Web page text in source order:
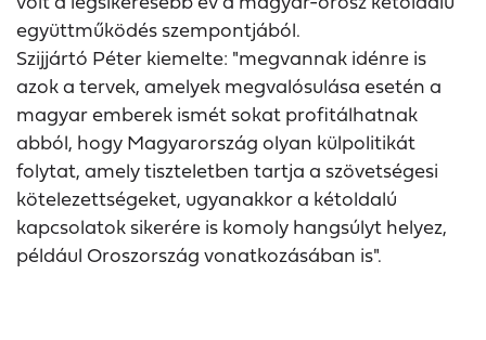
együttműködés szempontjából.
Szijjártó Péter kiemelte: "megvannak idénre is
azok a tervek, amelyek megvalósulása esetén a
magyar emberek ismét sokat profitálhatnak
abból, hogy Magyarország olyan külpolitikát
folytat, amely tiszteletben tartja a szövetségesi
kötelezettségeket, ugyanakkor a kétoldalú
kapcsolatok sikerére is komoly hangsúlyt helyez,
például Oroszország vonatkozásában is".